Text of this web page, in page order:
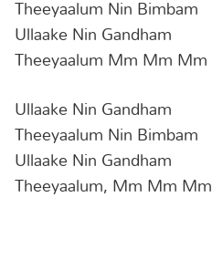
Theeyaalum Nin Bimbam
Ullaake Nin Gandham
Theeyaalum Mm Mm Mm
Ullaake Nin Gandham
Theeyaalum Nin Bimbam
Ullaake Nin Gandham
Theeyaalum, Mm Mm Mm